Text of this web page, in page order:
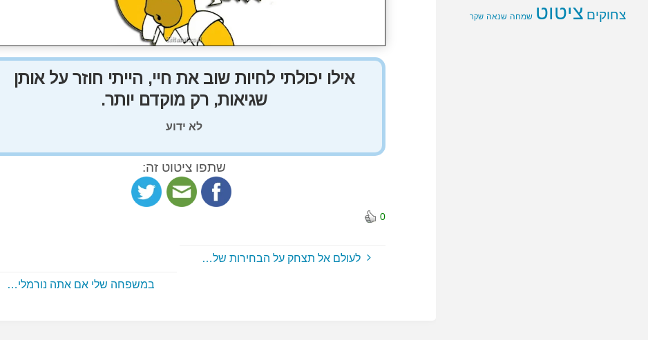
אילו יכולתי לחיות שוב את חיי, הייתי חוזר על אותן
שגיאות, רק מוקדם יותר.
לא ידוע
שתפו ציטוט זה:
0
לעולם אל תצחק על הבחירות של…
במשפחה שלי אם אתה נורמלי…
צחוקים ציטוט שמחה שנאה שקר